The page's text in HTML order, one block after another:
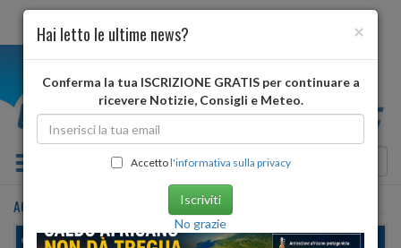
Toggle navigation
ACQUANEGRA CREMONESE previsioni meteo
domenica, 09 agosto 2026
×
Hai letto le ultime news?
Conferma la tua ISCRIZIONE GRATIS per continuare a
ricevere Notizie, Consigli e Meteo.
Accettol'informativa sulla privacy
Iscriviti
No grazie